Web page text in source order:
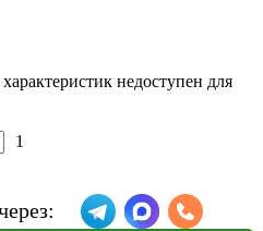
недоступен для
1